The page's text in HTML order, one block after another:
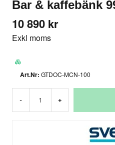
Bar & kaffebänk
10 890 kr
Exkl moms
GTDOC-MCN-100
- +